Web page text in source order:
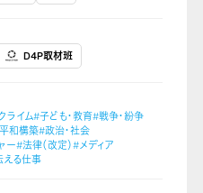
D4P取材班
ライム#子ども・教育#戦争・紛争
和構築#政治・社会
ー#法律（改定）#メディア
る仕事